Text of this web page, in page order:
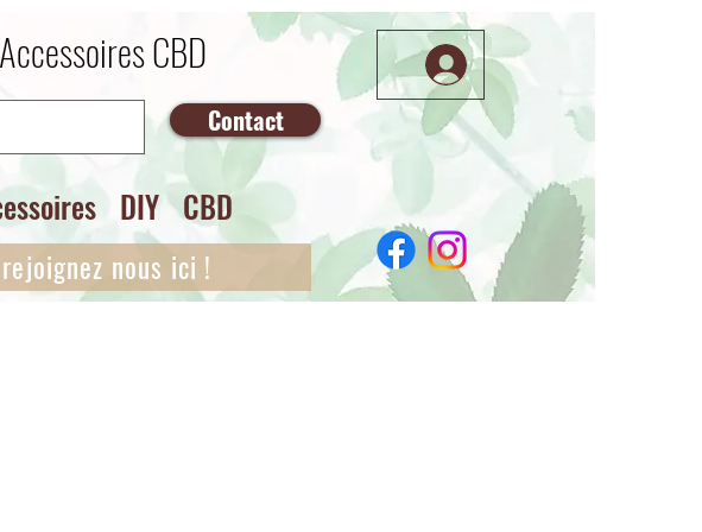
DIY CBD
Contact
CBD
nous ici !